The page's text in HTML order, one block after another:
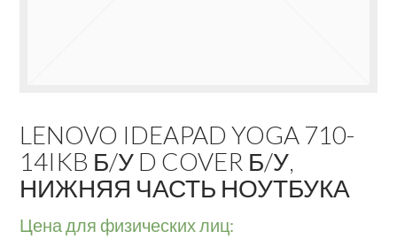
LENOVO IDEAPAD YOGA 710-
14IKB Б/У D COVER Б/У,
НИЖНЯЯ ЧАСТЬ НОУТБУКА
Цена для физических лиц: